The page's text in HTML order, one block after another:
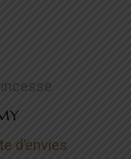
d’envies